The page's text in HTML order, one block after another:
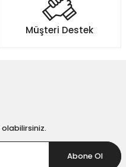
Müşteri Destek
Abone Ol